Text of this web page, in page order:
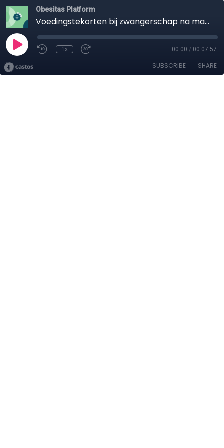
Obesitas Platform
Voedingstekorten bij zwangerschap na maagverkleining verhogen risico op laag geboortegewicht
1x 00:00 / 00:07:57
SUBSCRIBE SHARE